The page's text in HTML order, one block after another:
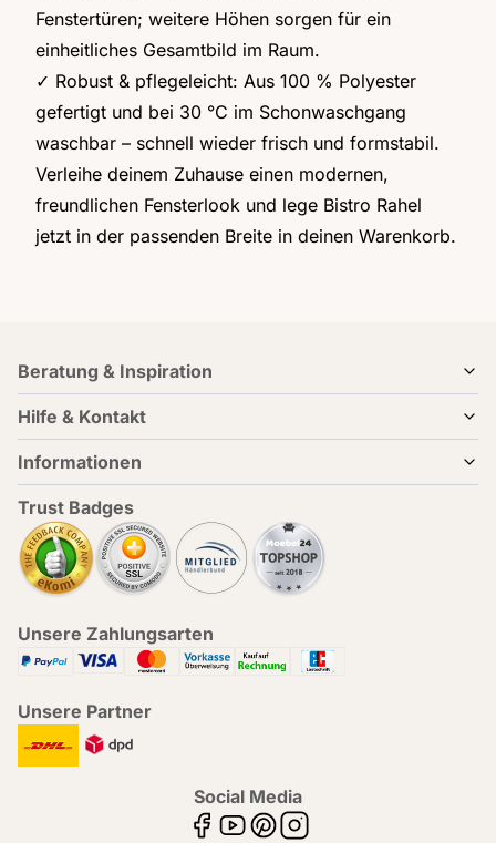
Fenstertüren; weitere Höhen sorgen für ein
einheitliches Gesamtbild im Raum.
✓ Robust & pflegeleicht: Aus 100 % Polyester
gefertigt und bei 30 °C im Schonwaschgang
waschbar – schnell wieder frisch und formstabil.
Verleihe deinem Zuhause einen modernen,
freundlichen Fensterlook und lege Bistro Rahel
jetzt in der passenden Breite in deinen Warenkorb.
Beratung & Inspiration
Hilfe & Kontakt
Informationen
Trust Badges
Unsere Zahlungsarten
Unsere Partner
Social Media